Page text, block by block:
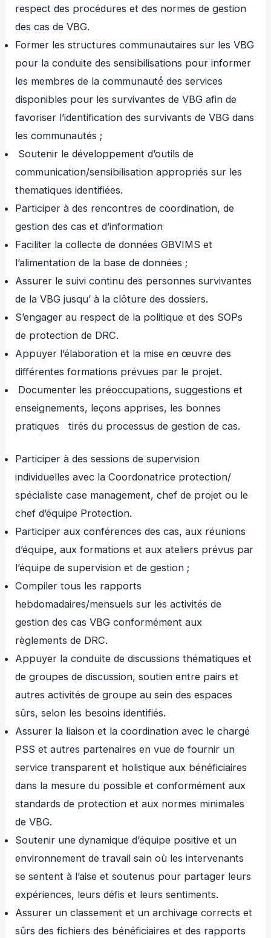
respect des procédures et des normes de gestion
des cas de VBG.
Former les structures communautaires sur les VBG
pour la conduite des sensibilisations pour informer
les membres de la communauté́ des services
disponibles pour les survivantes de VBG afin de
favoriser l’identification des survivants de VBG dans
les communautés ;
Soutenir le développement d’outils de
communication/sensibilisation appropriés sur les
thematiques identifiées.
Participer à des rencontres de coordination, de
gestion des cas et d’information
Faciliter la collecte de données GBVIMS et
l’alimentation de la base de données ;
Assurer le suivi continu des personnes survivantes
de la VBG jusqu’ à la clôture des dossiers.
S’engager au respect de la politique et des SOPs
de protection de DRC.
Appuyer l’élaboration et la mise en œuvre des
différentes formations prévues par le projet.
Documenter les préoccupations, suggestions et
enseignements, leçons apprises, les bonnes
pratiques tirés du processus de gestion de cas.
Participer à des sessions de supervision
individuelles avec la Coordonatrice protection/
spécialiste case management, chef de projet ou le
chef d’équipe Protection.
Participer aux conférences des cas, aux réunions
d’équipe, aux formations et aux ateliers prévus par
l’équipe de supervision et de gestion ;
Compiler tous les rapports
hebdomadaires/mensuels sur les activités de
gestion des cas VBG conformément aux
règlements de DRC.
Appuyer la conduite de discussions thématiques et
de groupes de discussion, soutien entre pairs et
autres activités de groupe au sein des espaces
sûrs, selon les besoins identifiés.
Assurer la liaison et la coordination avec le chargé
PSS et autres partenaires en vue de fournir un
service transparent et holistique aux bénéficiaires
dans la mesure du possible et conformément aux
standards de protection et aux normes minimales
de VBG.
Soutenir une dynamique d’équipe positive et un
environnement de travail sain où les intervenants
se sentent à l’aise et soutenus pour partager leurs
expériences, leurs défis et leurs sentiments.
Assurer un classement et un archivage corrects et
sûrs des fichiers des bénéficiaires et des rapports